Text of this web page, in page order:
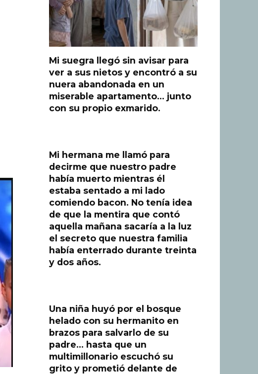
Mi suegra llegó sin avisar para
ver a sus nietos y encontró a su
nuera abandonada en un
miserable apartamento… junto
con su propio exmarido.
Mi hermana me llamó para
decirme que nuestro padre
había muerto mientras él
estaba sentado a mi lado
comiendo bacon. No tenía idea
de que la mentira que contó
aquella mañana sacaría a la luz
el secreto que nuestra familia
había enterrado durante treinta
y dos años.
Una niña huyó por el bosque
helado con su hermanito en
brazos para salvarlo de su
padre… hasta que un
multimillonario escuchó su
grito y prometió delante de